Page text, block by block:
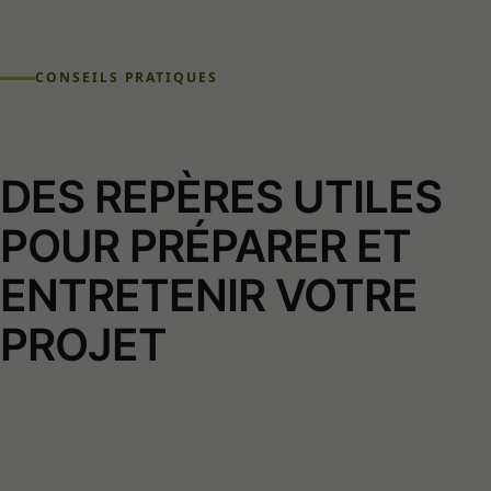
CONSEILS PRATIQUES
DES REPÈRES UTILES
POUR PRÉPARER ET
ENTRETENIR VOTRE
PROJET